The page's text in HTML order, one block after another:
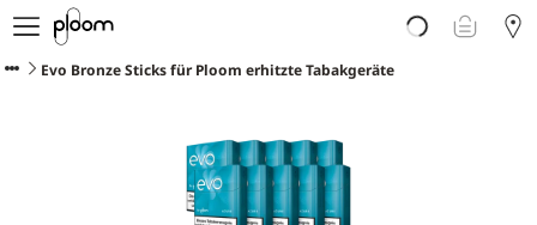
Über Ploom
ShopEvo Bronze Sticks für Ploom erhitzte Tabakgeräte